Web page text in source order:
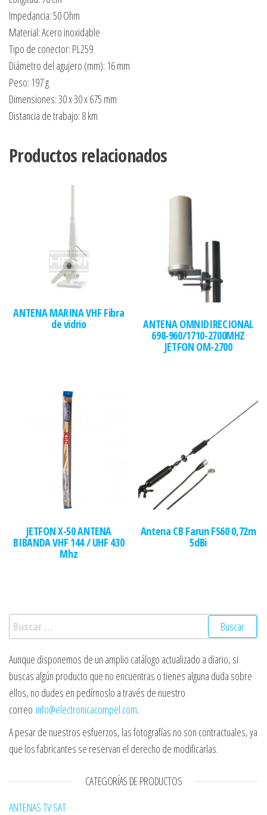
Impedancia: 50 Ohm
Material: Acero inoxidable
Tipo de conector: PL259
Diámetro del agujero (mm): 16 mm
Peso: 197 g
Dimensiones: 30 x 30 x 675 mm
Distancia de trabajo: 8 km
Productos relacionados
ANTENA MARINA VHF Fibra
de vidrio ANTENA OMNIDIRECIONAL
698-960/1710-2700MHZ
JETFON OM-2700
JETFON X-50 ANTENA
BIBANDA VHF 144 / UHF 430
Mhz
Antena CB Farun FS60 0,72m
5dBi
Buscar:
Aunque disponemos de un amplio catálogo actualizado a diario, si
buscas algún producto que no encuentras o tienes alguna duda sobre
ellos, no dudes en pedírnoslo a través de nuestro
correo info@electronicacompel.com.
A pesar de nuestros esfuerzos, las fotografías no son contractuales, ya
que los fabricantes se reservan el derecho de modificarlas.
CATEGORÍAS DE PRODUCTOS
ANTENAS TV SAT